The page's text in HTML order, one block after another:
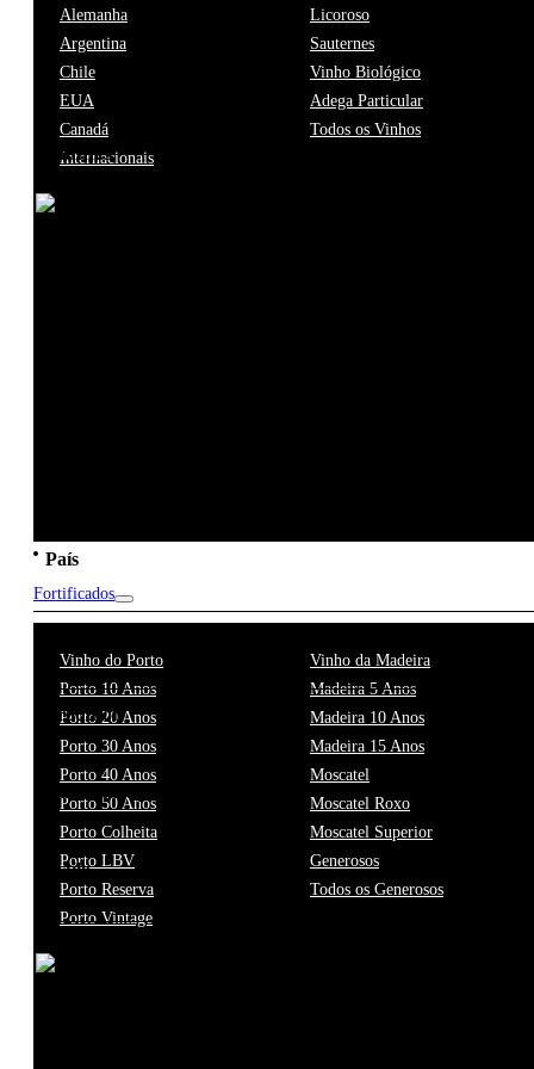
Alemanha
Argentina
Chile
EUA
Canadá
Internacionais
Licoroso
Sauternes
Vinho Biológico
Adega Particular
Todos os Vinhos
Fortificados
Vinho do Porto
Porto 10 Anos
Porto 20 Anos
Porto 30 Anos
Porto 40 Anos
Porto 50 Anos
Porto Colheita
Porto LBV
Porto Reserva
Porto Vintage
Vinho da Madeira
Madeira 5 Anos
Madeira 10 Anos
Madeira 15 Anos
Moscatel
Moscatel Roxo
Moscatel Superior
Generosos
Todos os Generosos
Detalhes
País
Produtor
Estilo